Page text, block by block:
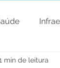
min de leitura